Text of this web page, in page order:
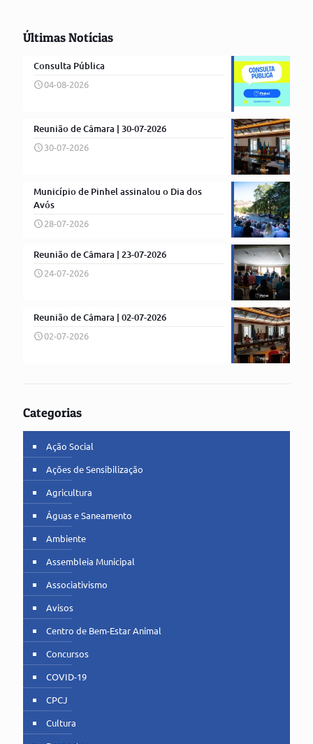
Últimas Notícias
Consulta Pública
04-08-2026
Reunião de Câmara | 30-07-2026
30-07-2026
Município de Pinhel assinalou o Dia dos
Avós
28-07-2026
Reunião de Câmara | 23-07-2026
24-07-2026
Reunião de Câmara | 02-07-2026
02-07-2026
Categorias
Ação Social
Ações de Sensibilização
Agricultura
Águas e Saneamento
Ambiente
Assembleia Municipal
Associativismo
Avisos
Centro de Bem-Estar Animal
Concursos
COVID-19
CPCJ
Cultura